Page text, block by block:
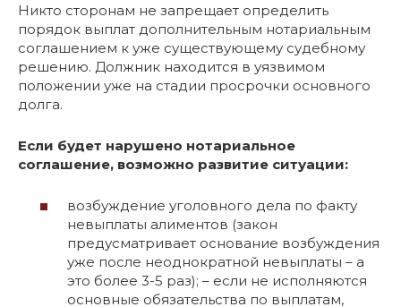
Никто сторонам не запрещает определить
порядок выплат дополнительным нотариальным
соглашением к уже существующему судебному
решению. Должник находится в уязвимом
положении уже на стадии просрочки основного
долга.
Если будет нарушено нотариальное
соглашение, возможно развитие ситуации:
возбуждение уголовного дела по факту
невыплаты алиментов (закон
предусматривает основание возбуждения
уже после неоднократной невыплаты – а
это более 3-5 раз); – если не исполняются
основные обязательства по выплатам,